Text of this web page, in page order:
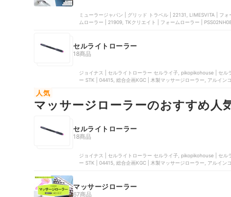
ミューラージャパン | グリッド トラベル | 22131, LIMESVITA | フ
ムローラー | ‎21909, TKクリエイト | フォームローラー |
セルライトローラー
18商品
ジョイナス | セルライトローラー セルライ子, pikopikohouse | セ
ー STK | 04415, 総合企画KGC | 木製マッサージローラー, アルイン
人気
マッサージローラーのおすすめ人
セルライトローラー
18商品
ジョイナス | セルライトローラー セルライ子, pikopikohouse | セ
ー STK | 04415, 総合企画KGC | 木製マッサージローラー, アルイン
マッサージローラー
67商品